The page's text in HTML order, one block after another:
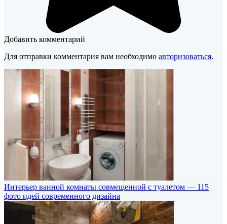
Добавить комментарий
Для отправки комментария вам необходимо авторизоваться.
Интерьер ванной комнаты совмещенной с туалетом — 115
фото идей современного дизайна